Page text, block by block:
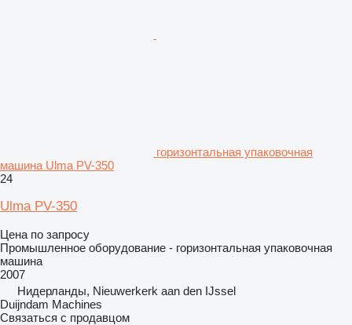
горизонтальная упаковочная
машина Ulma PV-350
24
Ulma PV-350
Цена по запросу
Промышленное оборудование - горизонтальная упаковочная
машина
2007
Нидерланды, Nieuwerkerk aan den IJssel
Duijndam Machines
Связаться с продавцом